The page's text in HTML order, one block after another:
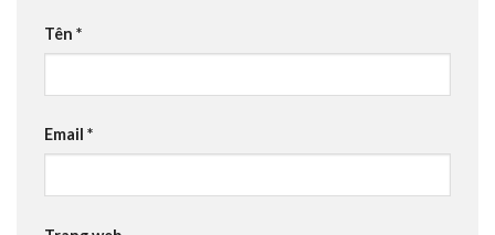
Tên *
Email *